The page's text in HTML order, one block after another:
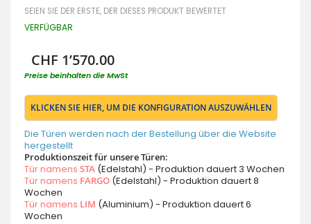
SEIEN SIE DER ERSTE, DER DIESES PRODUKT BEWERTET
VERFÜGBAR
CHF 1’570.00
Preise beinhalten die MwSt
KLICKEN SIE HIER, UM DIE KONFIGURATION AUSZUWÄHLEN
Die Türen werden nach der Bestellung über die Website
hergestellt
Produktionszeit für unsere Türen:
Tür namens STA (Edelstahl) - Produktion dauert 3 Wochen
Tür namens FARGO (Edelstahl) - Produktion dauert 8
Wochen
Tür namens LIM (Aluminium) - Produktion dauert 6
Wochen